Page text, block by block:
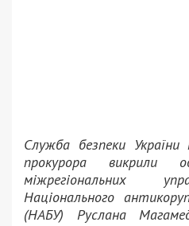
Служба безпеки
прокурора викрили
міжрегіональних
Національного
(НАБУ) Руслана